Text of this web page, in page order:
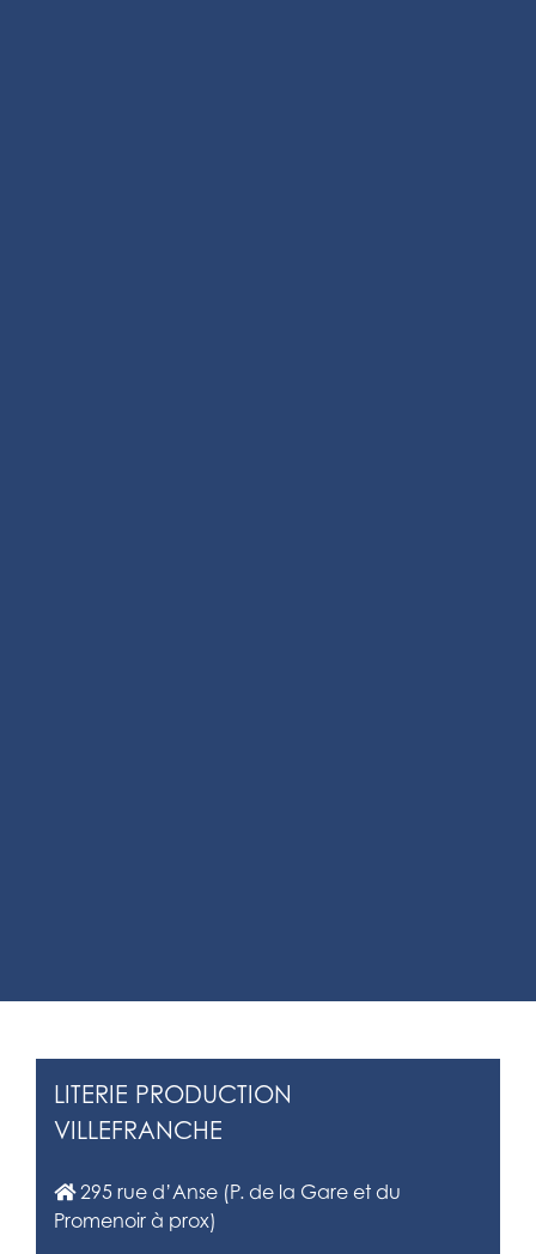
LITERIE PRODUCTION
VILLEFRANCHE
295 rue d’Anse (P. de la Gare et du
Promenoir à prox)